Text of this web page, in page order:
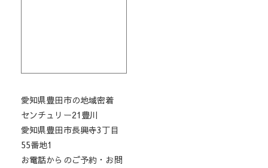
愛知県豊田市の地域密着
センチュリー21豊川
愛知県豊田市長興寺3丁目
55番地1
お電話からのご予約・お問